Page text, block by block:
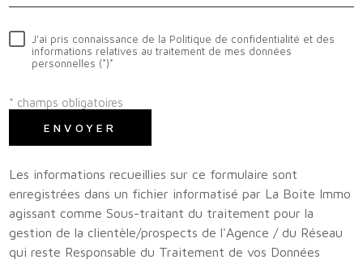
J'ai pris connaissance de la Politique de confidentialité et des
informations relatives au traitement de mes données
personnelles (*)*
* champs obligatoires
ENVOYER
Les informations recueillies sur ce formulaire sont
enregistrées dans un fichier informatisé par La Boite Immo
agissant comme Sous-traitant du traitement pour la
gestion de la clientèle/prospects de l'Agence / du Réseau
qui reste Responsable du Traitement de vos Données